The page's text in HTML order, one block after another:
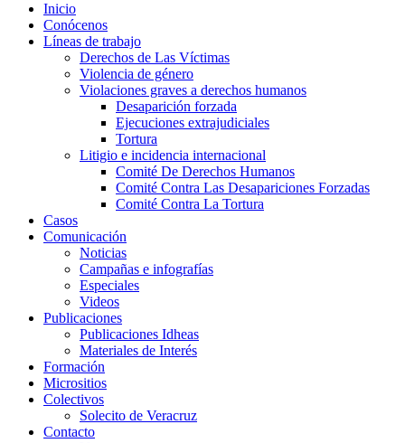
Inicio
Conócenos
Líneas de trabajo
Derechos de Las Víctimas
Violencia de género
Violaciones graves a derechos humanos
Desaparición forzada​
Ejecuciones extrajudiciales
Tortura
Litigio e incidencia internacional
Comité De Derechos Humanos​
Comité Contra Las Desapariciones Forzadas
Comité Contra La Tortura​
Casos
Comunicación
Noticias
Campañas e infografías
Especiales
Videos
Publicaciones
Publicaciones Idheas
Materiales de Interés
Formación
Micrositios
Colectivos
Solecito de Veracruz
Contacto